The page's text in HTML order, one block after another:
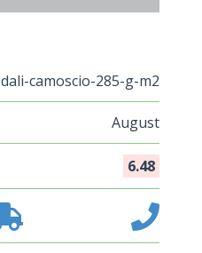
dali-camoscio-285-g-m2
August
6.48